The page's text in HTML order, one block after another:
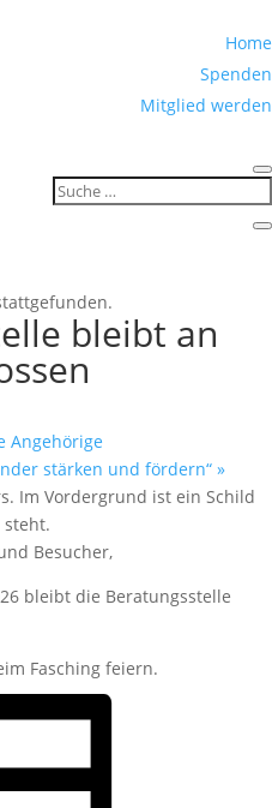
Home
Spenden
Mitglied werden
bleibt an
Angehörige
stärken und fördern“ »
Besucher,
bleibt die Beratungsstelle
Fasching feiern.